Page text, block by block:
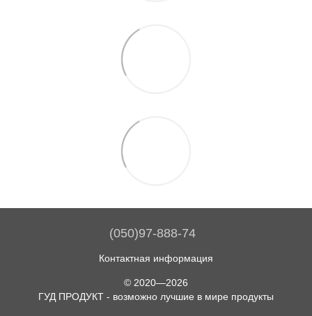
(050)97-888-74
Контактная информация
© 2020—2026
ГУД ПРОДУКТ - возможно лучшие в мире продукты